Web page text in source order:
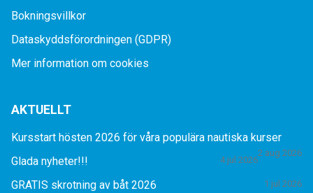
Bokningsvillkor
Dataskyddsförordningen (GDPR)
Mer information om cookies
AKTUELLT
Kursstart hösten 2026 för våra populära nautiska kurser
2 aug 2026
Glada nyheter!!! 4 jul 2026
GRATIS skrotning av båt 2026 1 jul 2026